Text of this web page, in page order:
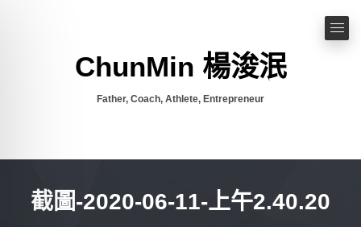
ChunMin 楊浚泯
Father, Coach, Athlete, Entrepreneur
截圖-2020-06-11-上午2.40.20